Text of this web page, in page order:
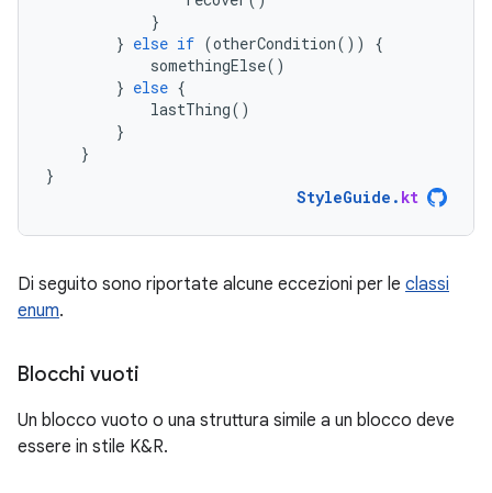
}
} else if (otherCondition())
{
somethingElse()
} else {
lastThing()
}
}
}
StyleGuide . kt
Di seguito sono riportate alcune eccezioni per le classi
enum.
Blocchi vuoti
Un blocco vuoto o una struttura simile a un blocco deve
essere in stile K&R.